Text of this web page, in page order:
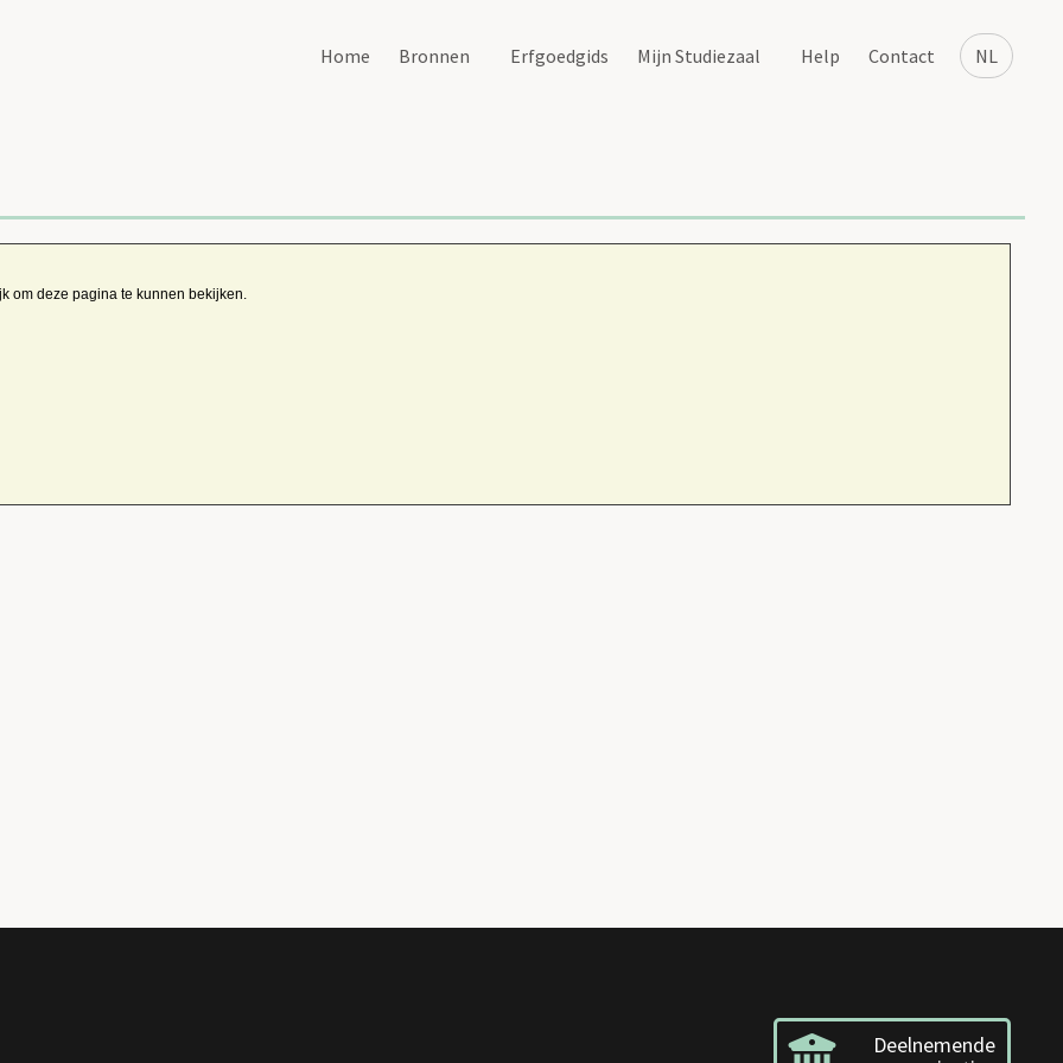
NL
Home Bronnen Erfgoedgids Mijn Studiezaal Help Contact
om deze pagina te kunnen bekijken.
Deelnemende